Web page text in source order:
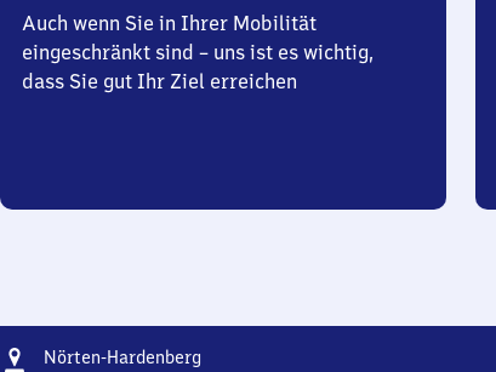
Auch wenn Sie in Ihrer Mobilität
eingeschränkt sind – uns ist es wichtig,
dass Sie gut Ihr Ziel erreichen
Adresse
Nörten-Hardenberg